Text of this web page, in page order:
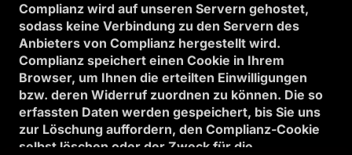
Complianz wird auf unseren Servern gehostet,
sodass keine Verbindung zu den Servern des
Anbieters von Complianz hergestellt wird.
Complianz speichert einen Cookie in Ihrem
Browser, um Ihnen die erteilten Einwilligungen
bzw. deren Widerruf zuordnen zu können. Die so
erfassten Daten werden gespeichert, bis Sie uns
zur Löschung auffordern, den Complianz-Cookie
selbst löschen oder der Zweck für die